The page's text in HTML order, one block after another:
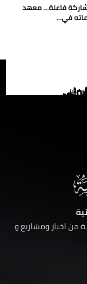
نوعياً و(80) مشاركة فاعلة… معهد
في...
من اخبار ومشاريع و